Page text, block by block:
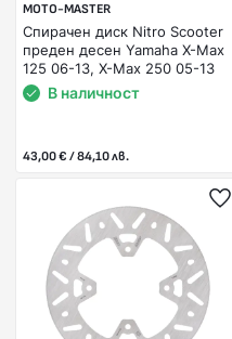
MOTO-MASTER
Спирачен диск Nitro Scooter
преден десен Yamaha X-Max
125 06-13, X-Max 250 05-13
В наличност
43,00 € / 84,10 лв.